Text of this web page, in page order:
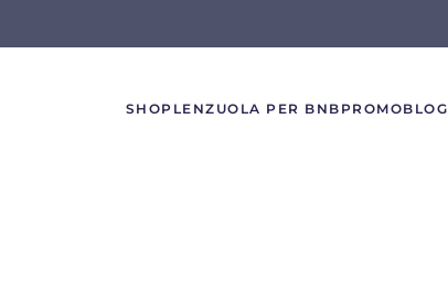
SHOP LENZUOLA PER BNB PROMOBLOG